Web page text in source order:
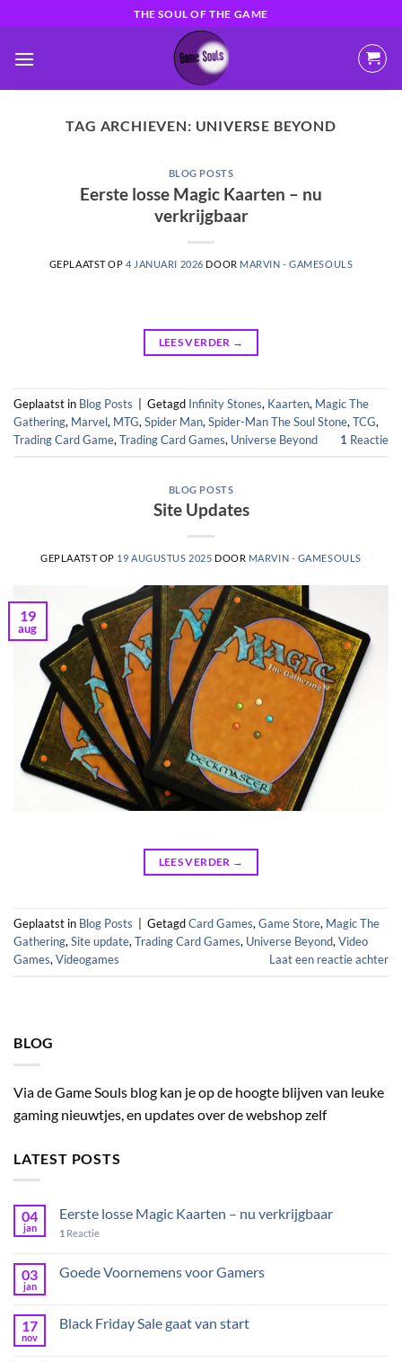
naar
inhoud
THE SOUL OF THE GAME
TAG ARCHIEVEN: UNIVERSE BEYOND
BLOG POSTS
Eerste losse Magic Kaarten – nu
verkrijgbaar
GEPLAATST OP 4 JANUARI 2026 DOOR MARVIN - GAMESOULS
LEES VERDER →
Geplaatst in Blog Posts Getagd Infinity Stones, Kaarten, Magic The
Gathering, Marvel, MTG, Spider Man, Spider-Man The Soul Stone, TCG,
Trading Card Game, Trading Card Games, Universe Beyond 1 Reactie
BLOG POSTS
Site Updates
GEPLAATST OP 19 AUGUSTUS 2025 DOOR MARVIN - GAMESOULS
19
aug
LEES VERDER →
Geplaatst in Blog Posts GetagdCard Games,Game Store, Magic The
Gathering,Site update,Trading Card Games, Universe Beyond,Video
Games,Videogames Laat een reactie achter
BLOG
Via de Game Souls blog kan je op de hoogte blijven van leuke
gaming nieuwtjes, en updates over de webshop zelf
LATEST POSTS
04
jan
Eerste losse Magic Kaarten – nu verkrijgbaar
1 Reactie
03
jan
Goede Voornemens voor Gamers
17
nov
Black Friday Sale gaat van start